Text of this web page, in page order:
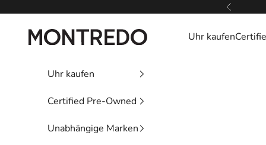
Zurück
Montredo Uhr kaufen
Uhr kaufen
Certified Pre-Owned
Unabhängige Marken